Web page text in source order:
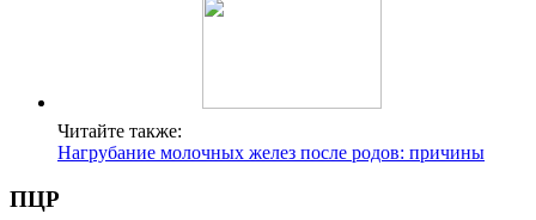
Читайте также:
Нагрубание молочных желез после родов: причины
ПЦР